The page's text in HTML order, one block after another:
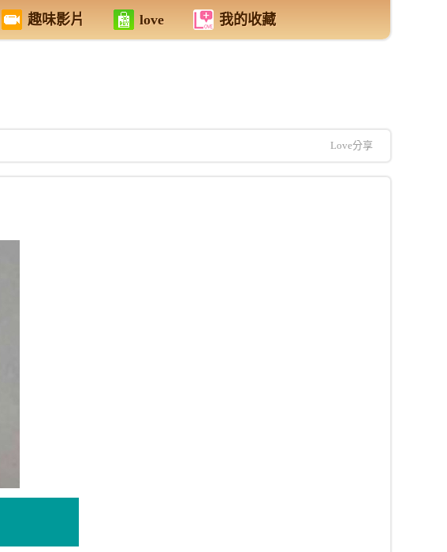
趣味影片 love 我的收藏
Love分享